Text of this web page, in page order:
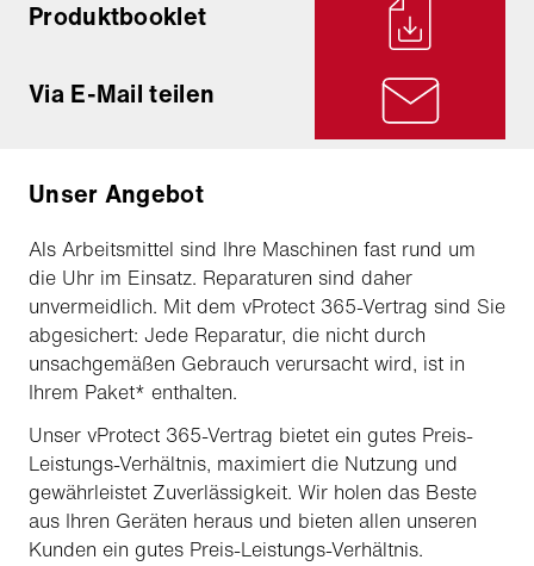
Produktbooklet
Via E-Mail teilen
Unser Angebot
Als Arbeitsmittel sind Ihre Maschinen fast rund um
die Uhr im Einsatz. Reparaturen sind daher
unvermeidlich. Mit dem vProtect 365-Vertrag sind Sie
abgesichert: Jede Reparatur, die nicht durch
unsachgemäßen Gebrauch verursacht wird, ist in
Ihrem Paket* enthalten.
Unser vProtect 365-Vertrag bietet ein gutes Preis-
Leistungs-Verhältnis, maximiert die Nutzung und
gewährleistet Zuverlässigkeit. Wir holen das Beste
aus Ihren Geräten heraus und bieten allen unseren
Kunden ein gutes Preis-Leistungs-Verhältnis.